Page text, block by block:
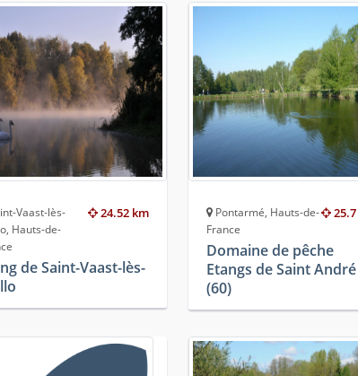
24.52 km
Vaast-lès-
Hauts-de-
de Saint-Vaast-lès-
Pontarmé, Hauts-de-
France
Domaine de pêche
Etangs de Saint André
(60)